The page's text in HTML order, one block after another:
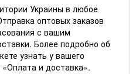
Украины в любое
оптовых заказов
с вашим
Более подробно об
узнать у вашего
и доставка».